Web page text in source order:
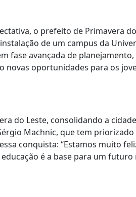
o prefeito de Primavera
de um campus da
fase avançada de
novas oportunidades para os
do Leste, consolidando a
Machnic, que tem
conquista: “Estamos muito
é a base para um